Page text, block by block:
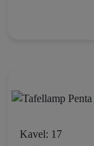
Kavel: 17